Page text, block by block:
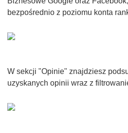
bezpośrednio z poziomu konta
W sekcji "Opinie" znajdziesz
uzyskanych opinii wraz z